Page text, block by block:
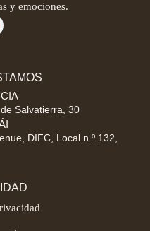
y emociones.
Salvatierra, 30
DIFC, Local n.º 132,